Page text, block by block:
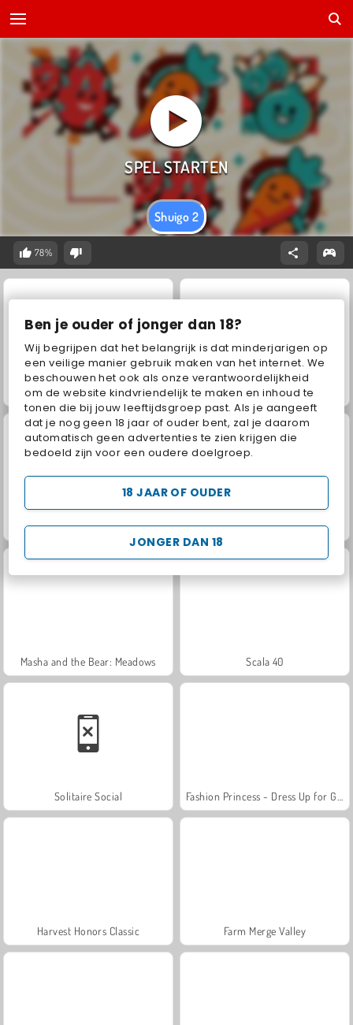
Ben je ouder of jonger dan 18?
Wij begrijpen dat het belangrijk is dat minderjarigen op
een veilige manier gebruik maken van het internet. We
beschouwen het ook als onze verantwoordelijkheid
om de website kindvriendelijk te maken en inhoud te
tonen die bij jouw leeftijdsgroep past. Als je aangeeft
dat je nog geen 18 jaar of ouder bent, zal je daarom
automatisch geen advertenties te zien krijgen die
bedoeld zijn voor een oudere doelgroep.
JONGER DAN 18
18 JAAR OF OUDER
Shuigo 2
78%
Jewel Garden Story Juice Merge
Grand Mahjong Connect Trollface Quest: USA 2
Masha and the Bear: Meadows Scala 40
Solitaire Social
Harvest Honors Classic Farm Merge Valley